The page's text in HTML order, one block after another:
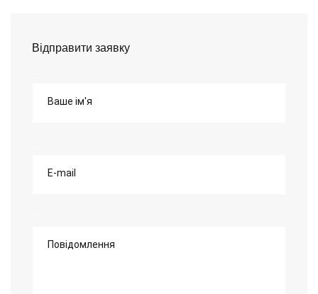
Відправити заявку
Ваше ім'я
E-mail
Повідомлення